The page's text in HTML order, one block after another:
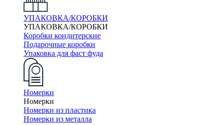
УПАКОВКА/КОРОБКИ
УПАКОВКА/КОРОБКИ
Коробки кондитерские
Подарочные коробки
Упаковка для фаст фуда
Номерки
Номерки
Номерки из пластика
Номерки из металла